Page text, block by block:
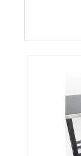
justo em
inox